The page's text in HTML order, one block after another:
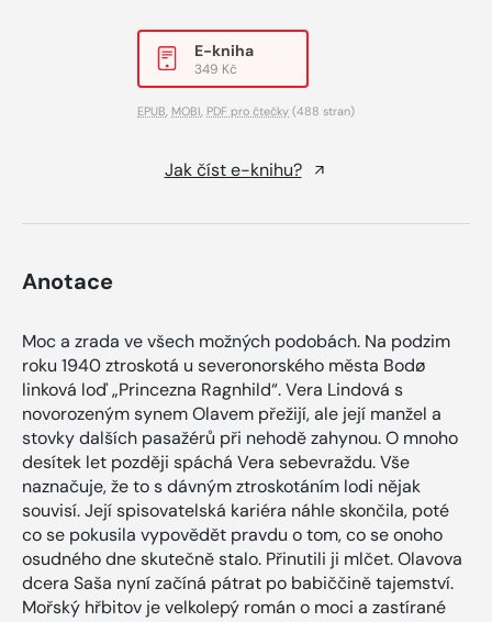
E-kniha
349 Kč
EPUB, MOBI, PDF pro čtečky (488 stran)
Jak číst e-knihu?
Anotace
Moc a zrada ve všech možných podobách. Na podzim
roku 1940 ztroskotá u severonorského města Bodø
linková loď „Princezna Ragnhild“. Vera Lindová s
novorozeným synem Olavem přežijí, ale její manžel a
stovky dalších pasažérů při nehodě zahynou. O mnoho
desítek let později spáchá Vera sebevraždu. Vše
naznačuje, že to s dávným ztroskotáním lodi nějak
souvisí. Její spisovatelská kariéra náhle skončila, poté
co se pokusila vypovědět pravdu o tom, co se onoho
osudného dne skutečně stalo. Přinutili ji mlčet. Olavova
dcera Saša nyní začíná pátrat po babiččině tajemství.
Mořský hřbitov je velkolepý román o moci a zastírané